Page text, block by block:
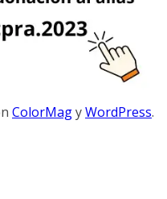
ColorMagyWordPress.